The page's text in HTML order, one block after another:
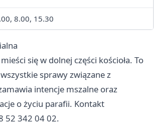
8.00, 15.30
się w dolnej części kościoła. To
sprawy związane z
intencje mszalne oraz
o życiu parafii. Kontakt
52 342 04 02.